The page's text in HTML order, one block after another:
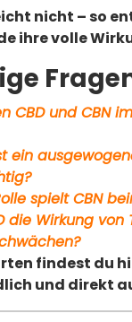
nicht – so
ihre volle
CBD und CBN
ein
spielt CBN
die Wirkung von
findest du
und direkt